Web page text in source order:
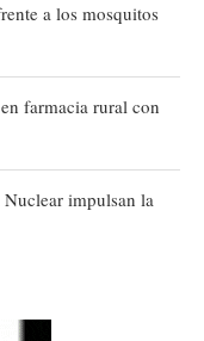
a los mosquitos
farmacia rural con
Nuclear impulsan la